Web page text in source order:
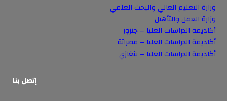
وزارة التعليم العالي والبحث العلمي
وزارة العمل والتأهيل
أكاديمة الدراسات العليا – جنزور
أكاديمة الدراسات العليا – مصراتة
أكاديمة الدراسات العليا – بنغازي
إتصل بنا